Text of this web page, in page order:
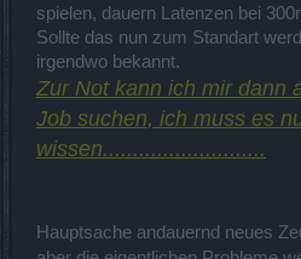
spielen, dauern Latenzen bei
Sollte das nun zum Standart
irgendwo bekannt.
Zur Not kann ich mir dann
Job suchen, ich muss es
wissen...........................
Hauptsache andauernd neues